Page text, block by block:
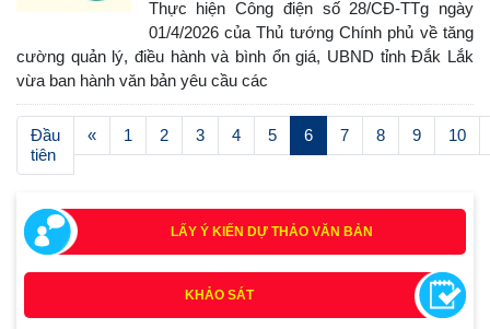
Thực hiện Công điện số 28/CĐ-TTg ngày
01/4/2026 của Thủ tướng Chính phủ về tăng
cường quản lý, điều hành và bình ổn giá, UBND tỉnh Đắk Lắk
vừa ban hành văn bản yêu cầu các
Đầu
tiên
« 1 2 3 4 5 6(current)
7 8 9 10
LẤY Ý KIẾN DỰ THẢO VĂN BẢN
KHẢO SÁT